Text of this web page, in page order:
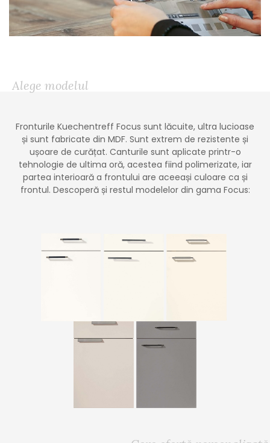
Alege modelul
Fronturile Kuechentreff Focus sunt lăcuite, ultra lucioase
și sunt fabricate din MDF. Sunt extrem de rezistente și
ușoare de curățat. Canturile sunt aplicate printr-o
tehnologie de ultima oră, acestea fiind polimerizate, iar
partea interioară a frontului are aceeași culoare ca și
frontul. Descoperă și restul modelelor din gama Focus: